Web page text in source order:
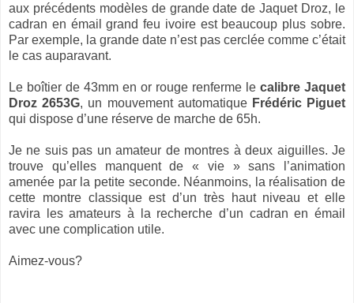
aux précédents modèles de grande date de Jaquet Droz, le
cadran en émail grand feu ivoire est beaucoup plus sobre.
Par exemple, la grande date n’est pas cerclée comme c’était
le cas auparavant.
Le boîtier de 43mm en or rouge renferme le calibre Jaquet
Droz 2653G, un mouvement automatique Frédéric Piguet
qui dispose d’une réserve de marche de 65h.
Je ne suis pas un amateur de montres à deux aiguilles. Je
trouve qu’elles manquent de « vie » sans l’animation
amenée par la petite seconde. Néanmoins, la réalisation de
cette montre classique est d’un très haut niveau et elle
ravira les amateurs à la recherche d’un cadran en émail
avec une complication utile.
Aimez-vous?